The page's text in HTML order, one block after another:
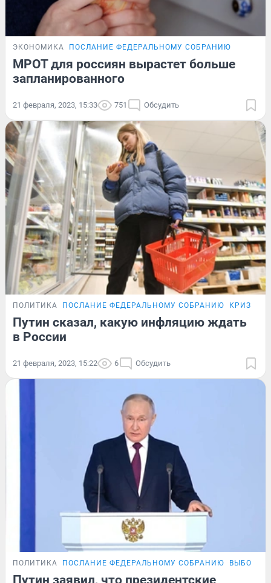
ЭКОНОМИКА ПОСЛАНИЕ ФЕДЕРАЛЬНОМУ СОБРАНИЮ
МРОТ для россиян вырастет больше
запланированного
21 февраля, 2023, 15:33 751 Обсудить
ПОЛИТИКА ПОСЛАНИЕ ФЕДЕРАЛЬНОМУ СОБРАНИЮ КРИЗИС-
Путин сказал, какую инфляцию ждать
в России
21 февраля, 2023, 15:22 6 Обсудить
ПОЛИТИКА ПОСЛАНИЕ ФЕДЕРАЛЬНОМУ СОБРАНИЮ ВЫБОРЫ